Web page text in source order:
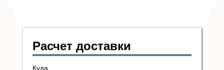
Расчет доставки
Куда